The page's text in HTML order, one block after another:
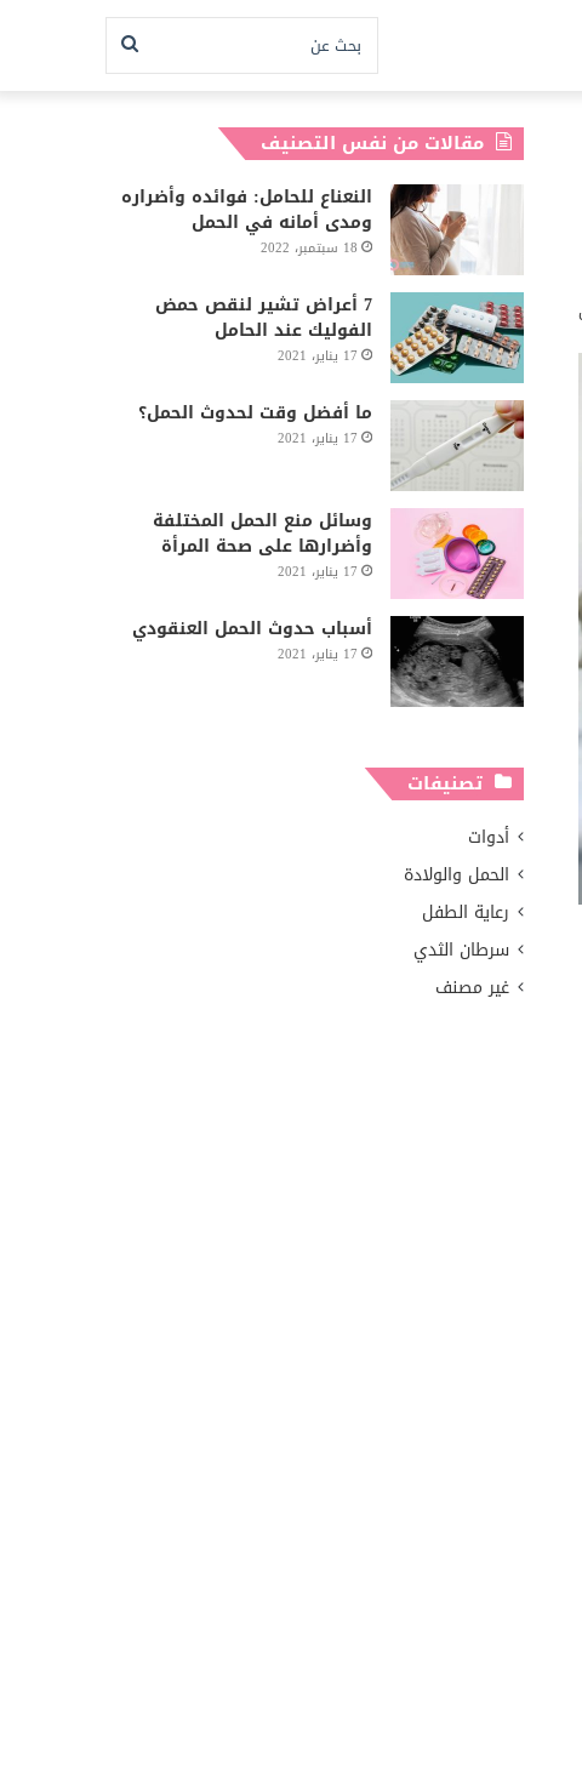
بحث
مقالات من نفس التصنيف
النعناع للحامل: فوائده وأضراره
ومدى أمانه في الحمل
18 سبتمبر، 2022
7 أعراض تشير لنقص حمض
الفوليك عند الحامل
17 يناير، 2021
ما أفضل وقت لحدوث الحمل؟
17 يناير، 2021
وسائل منع الحمل المختلفة
وأضرارها على صحة المرأة
17 يناير، 2021
أسباب حدوث الحمل العنقودي
17 يناير، 2021
تصنيفات
أدوات
الحمل والولادة
رعاية الطفل
سرطان الثدي
غير مصنف